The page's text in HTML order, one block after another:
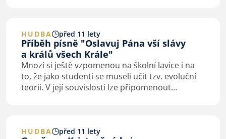
HUDBA před 11 lety
Příběh písně "Oslavuj Pána vší slávy
a králů všech Krále"
Mnozí si ještě vzpomenou na školní lavice i na
to, že jako studenti se museli učit tzv. evoluční
teorii. V její souvislosti lze připomenout
HUDBA před 11 lety